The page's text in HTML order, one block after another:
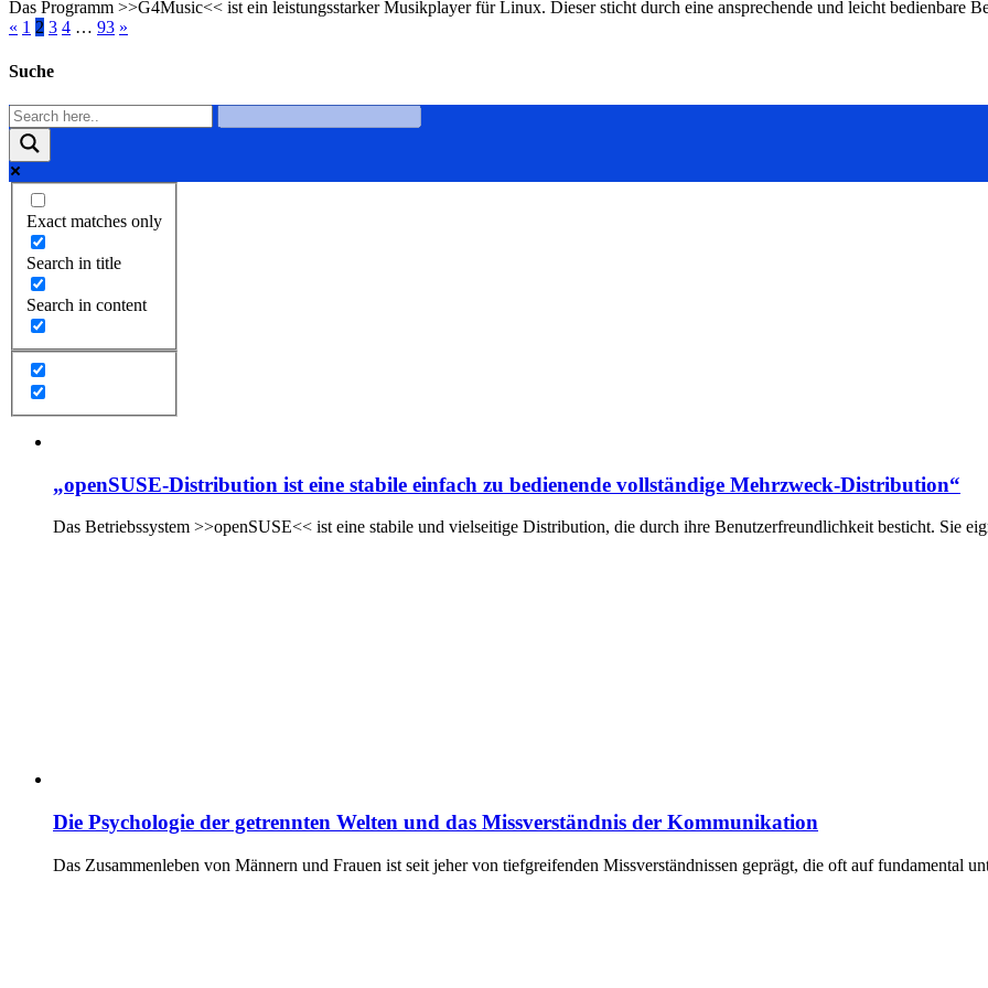
Das Programm >>G4Music<< ist ein leistungsstarker Musikplayer für Linux. Dieser sticht durch eine ansprechende und leicht bedienbare
« 1 2 3 4 … 93 »
Suche
Exact matches only
Search in title
Search in content
„openSUSE-Distribution ist eine stabile einfach zu bedienende vollständige Mehrzweck-Distribution“
Das Betriebssystem >>openSUSE<< ist eine stabile und vielseitige Distribution, die durch ihre Benutzerfreundlichkeit besticht. Sie
Die Psychologie der getrennten Welten und das Missverständnis der Kommunikation
Das Zusammenleben von Männern und Frauen ist seit jeher von tiefgreifenden Missverständnissen geprägt, die oft auf fundamental